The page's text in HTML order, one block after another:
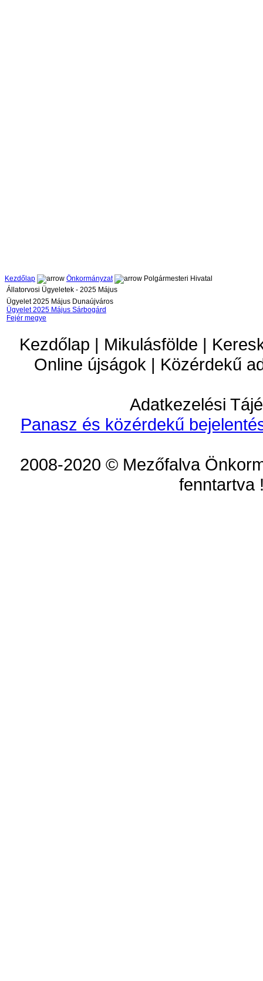
Kezdőlap Önkormányzat
Polgármesteri Hivatal
Állatorvosi Ügyeletek - 2025 Május
Ügyelet 2025 Május Dunaújváros
Ügyelet 2025 Május Sárbogárd
Fejér megye
Kezdőlap | Mikulásfölde |
Online újságok | Közérdekű
Adatkezelési
Panasz és közérdekű
2008-2020 © Mezőfalva
fenntartva